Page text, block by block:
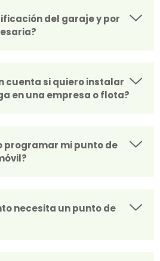
del garaje y por
cuenta si quiero instalar
en una empresa o flota?
programar mi punto de
necesita un punto de